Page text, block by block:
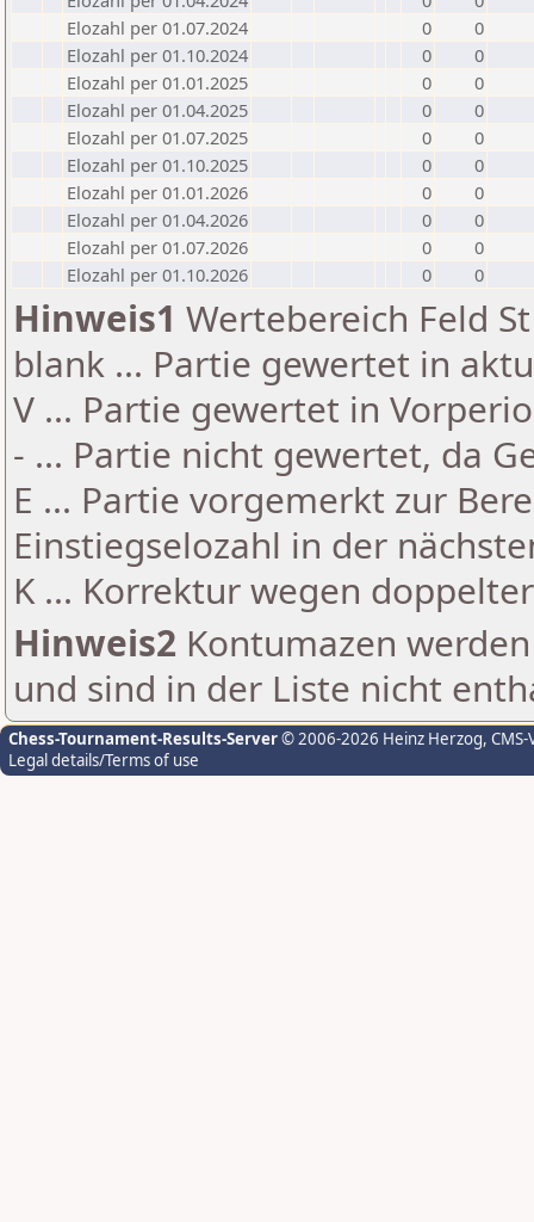
Elozahl per 01.07.2024
0
0
Elozahl per 01.10.2024
0
0
Elozahl per 01.01.2025
0
0
Elozahl per 01.04.2025
0
0
Elozahl per 01.07.2025
0
0
Elozahl per 01.10.2025
0
0
Elozahl per 01.01.2026
0
0
Elozahl per 01.04.2026
0
0
Elozahl per 01.07.2026
0
0
Elozahl per 01.10.2026
0 0
Hinweis1 Wertebereich Feld
blank ... Partie gewertet in
V ... Partie gewertet in
- ... Partie nicht gewertet, da
E ... Partie vorgemerkt zur
Einstiegselozahl in der
K ... Korrektur wegen
Hinweis2 Kontumazen
und sind in der Liste nicht
Chess-Tournament-Results-Server© 2006-2026 Heinz Herzog,
Legal details/Terms of use